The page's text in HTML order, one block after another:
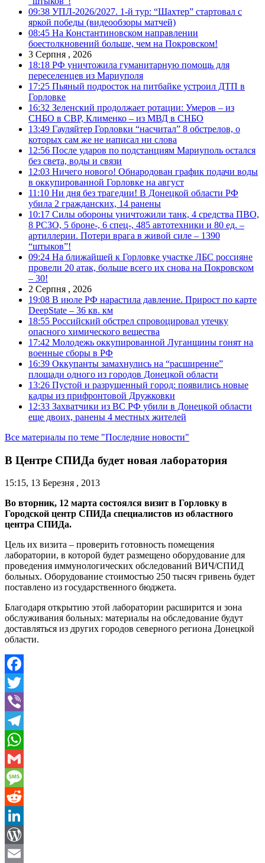
09:38 УПЛ-2026/2027. 1-й тур: “Шахтер” стартовал с
яркой победы (видеообзоры матчей)
08:45 На Константиновском направлении
боестолкновений больше, чем на Покровском!
3 Серпня , 2026
18:18 РФ уничтожила гуманитарную помощь для
переселенцев из Мариуполя
17:25 Пьяный подросток на питбайке устроил ДТП в
Горловке
16:32 Зеленский продолжает ротации: Умеров – из
СНБО в СВР, Клименко – из МВД в СНБО
13:49 Гауляйтер Горловки “насчитал” 8 обстрелов, о
которых сам же не написал ни слова
12:56 После ударов по подстанциям Мариуполь остался
без света, воды и связи
12:03 Ничего нового! Обнародован график подачи воды
в оккупированной Горловке на август
11:10 Ни дня без трагедии! В Донецкой области РФ
убила 2 гражданских, 14 ранены
10:17 Силы обороны уничтожили танк, 4 средства ПВО,
8 РСЗО, 5 броне-, 6 спец-, 485 автотехники и 80 ед. –
артиллерии. Потери врага в живой силе – 1390
“штыков”!
09:24 На ближайшей к Горловке участке ЛБС россияне
провели 20 атак, больше всего их снова на Покровском
– 30!
2 Серпня , 2026
19:08 В июле РФ нарастила давление. Прирост по карте
DeepState – 36 кв. км
18:55 Российский обстрел спровоцировал утечку
опасного химического вещества
17:42 Молодежь оккупированной Луганщины гонят на
военные сборы в РФ
16:39 Оккупанты замахнулись на “расширение”
площади одного из городов Донецкой области
13:26 Пустой и разрушенный город: появились новые
кадры из прифронтовой Дружковки
12:33 Захватчики из ВС РФ убили в Донецкой области
еще двоих, ранены 4 местных жителей
Все материалы по теме "Последние новости"
В Центре СПИДа будет новая лаборатория
15:15, 13 Березня , 2013
Во вторник, 12 марта состоялся визит в Горловку в
Городской центр СПИДа специалистов из областного
центра СПИДа.
Цель их визита – проверить готовность помещения
лаборатории, в которой будет размещено оборудование для
проведения иммунологических обследований ВИЧ/СПИД
больных. Оборудование стоимостью 250 тысяч гривень будет
поставлено из государственного бюджета.
Благодаря открытию этой лаборатории расширится и зона
обслуживания больных: материалы на обследование будут
доставляться из других городов северного региона Донецкой
области.
Facebook
Twitter
Viber
Telegram
WhatsApp
Gmail
Message
Reddit
LinkedIn
WordPress